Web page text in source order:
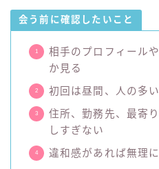
会う前に確認したいこと
相手のプロフィール
か見る
初回は昼間、人の多
住所、勤務先、最寄
しすぎない
違和感があれば無理